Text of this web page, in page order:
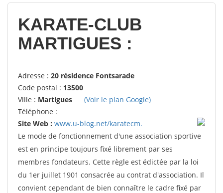
14358votes
KARATE-CLUB
MARTIGUES :
Adresse : 20 résidence Fontsarade
Code postal : 13500
Ville : Martigues
(Voir le plan Google)
Téléphone :
Site Web : www.u-blog.net/karatecm.
Le mode de fonctionnement d'une association sportive
est en principe toujours fixé librement par ses
membres fondateurs. Cette règle est édictée par la loi
du 1er juillet 1901 consacrée au contrat d'association. Il
convient cependant de bien connaître le cadre fixé par